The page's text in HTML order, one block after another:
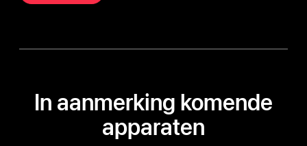
In aanmerking komende
apparaten